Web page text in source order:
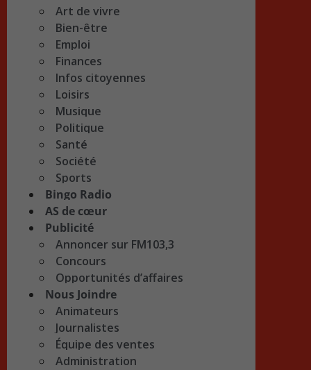
Art de vivre
Bien-être
Emploi
Finances
Infos citoyennes
Loisirs
Musique
Politique
Santé
Société
Sports
Bingo Radio
AS de cœur
Publicité
Annoncer sur FM103,3
Concours
Opportunités d’affaires
Nous Joindre
Animateurs
Journalistes
Équipe des ventes
Administration